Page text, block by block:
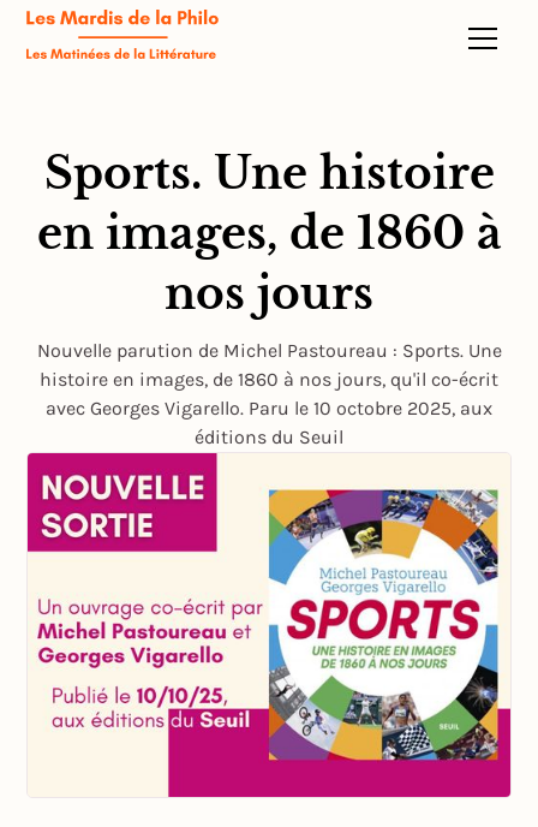
Sports. Une histoire
en images, de 1860 à
nos jours
Nouvelle parution de Michel Pastoureau : Sports. Une
histoire en images, de 1860 à nos jours, qu'il co-écrit
avec Georges Vigarello. Paru le 10 octobre 2025, aux
éditions du Seuil